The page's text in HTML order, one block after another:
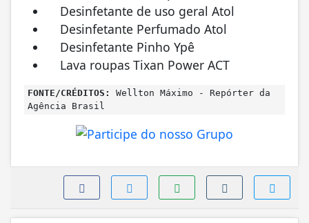
Desinfetante de uso geral Atol
Desinfetante Perfumado Atol
Desinfetante Pinho Ypê
Lava roupas Tixan Power ACT
FONTE/CRÉDITOS:
Wellton Máximo - Repórter da
Agência Brasil